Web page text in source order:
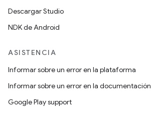
Descargar Studio
NDK de Android
ASISTENCIA
Informar sobre un error en la plataforma
Informar sobre un error en la documentación
Google Play support